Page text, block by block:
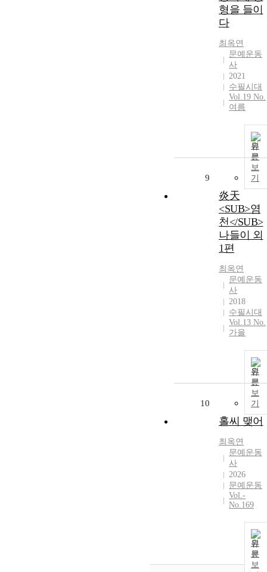
형을 들이
다
최옥연
문예운동
사
2021
수필시대
Vol.19 No.
여름
원
문
보
기
9
炎天
<SUB>염
천</SUB>
나들이 외
1편
최옥연
문예운동
사
2018
수필시대
Vol.13 No.
가을
원
문
보
기
10
홀씨 맺어
최옥연
문예운동
사
2026
문예운동
Vol.-
No.169
원
문
보